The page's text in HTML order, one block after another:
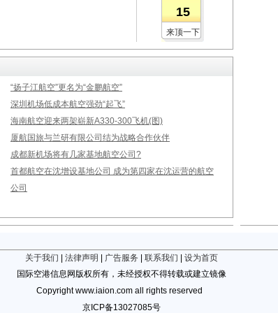
15
来顶一下
“扬子江航空”更名为“金鹏航空”
深圳机场低成本航空强劲“起飞”
海南航空迎来两架崭新A330-300飞机(图)
厦航国旅与兰研有限公司结为战略合作伙伴
成都新机场将有几家基地航空公司?
首都航空在沈增设基地公司 成为第四家在沈运营的航空
公司
关于我们 法律声明 广告服务 联系我们
设为首页
国际空港信息网版权所有，未经授权不得转载或建立镜像
Copyright www.iaion.com all rights reserved
京ICP备13027085号